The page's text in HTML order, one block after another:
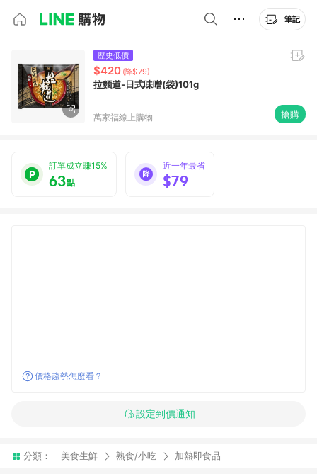
筆記
歷史低價
$420 (降$79)
拉麵道-日式味噌(袋)101g
萬家福線上購物 搶購
訂單成立賺15%
63點
近一年最省
$79
價格趨勢怎麼看？
設定到價通知
分類： 美食生鮮 熟食/小吃 加熱即食品